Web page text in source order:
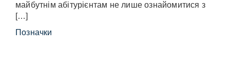
майбутнім абітурієнтам не лише ознайомитися з
[…]
Позначки